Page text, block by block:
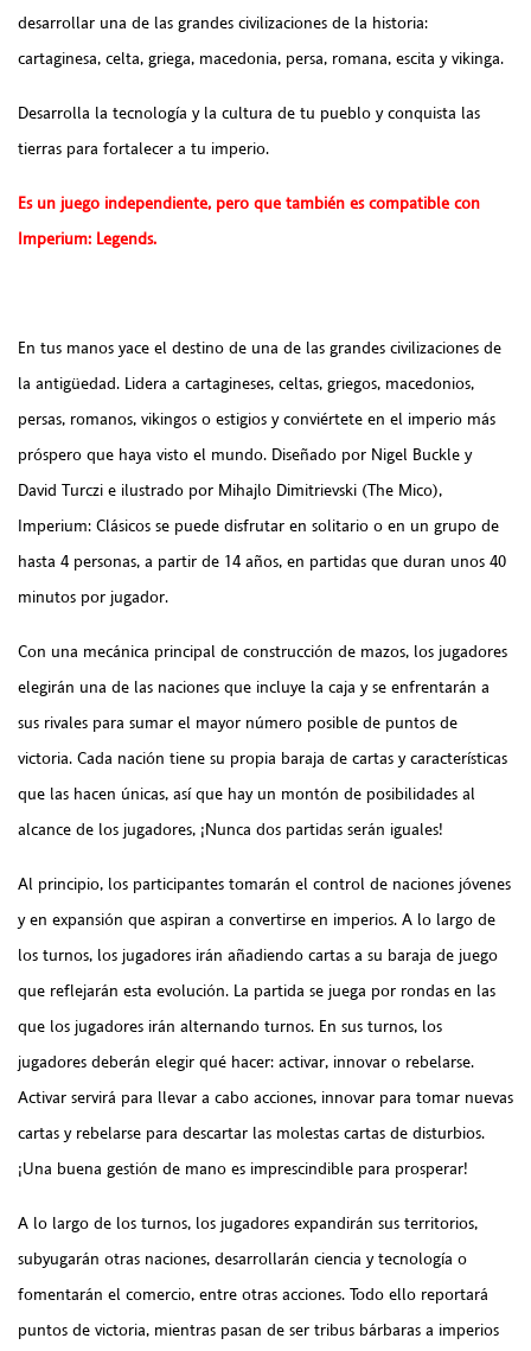
desarrollar una de las grandes civilizaciones de la historia:
cartaginesa, celta, griega, macedonia, persa, romana, escita y vikinga.
Desarrolla la tecnología y la cultura de tu pueblo y conquista las
tierras para fortalecer a tu imperio.
Es un juego independiente, pero que también es compatible con
Imperium: Legends.
En tus manos yace el destino de una de las grandes civilizaciones de
la antigüedad. Lidera a cartagineses, celtas, griegos, macedonios,
persas, romanos, vikingos o estigios y conviértete en el imperio más
próspero que haya visto el mundo. Diseñado por Nigel Buckle y
David Turczi e ilustrado por Mihajlo Dimitrievski (The Mico),
Imperium: Clásicos se puede disfrutar en solitario o en un grupo de
hasta 4 personas, a partir de 14 años, en partidas que duran unos 40
minutos por jugador.
Con una mecánica principal de construcción de mazos, los jugadores
elegirán una de las naciones que incluye la caja y se enfrentarán a
sus rivales para sumar el mayor número posible de puntos de
victoria. Cada nación tiene su propia baraja de cartas y características
que las hacen únicas, así que hay un montón de posibilidades al
alcance de los jugadores, ¡Nunca dos partidas serán iguales!
Al principio, los participantes tomarán el control de naciones jóvenes
y en expansión que aspiran a convertirse en imperios. A lo largo de
los turnos, los jugadores irán añadiendo cartas a su baraja de juego
que reflejarán esta evolución. La partida se juega por rondas en las
que los jugadores irán alternando turnos. En sus turnos, los
jugadores deberán elegir qué hacer: activar, innovar o rebelarse.
Activar servirá para llevar a cabo acciones, innovar para tomar nuevas
cartas y rebelarse para descartar las molestas cartas de disturbios.
¡Una buena gestión de mano es imprescindible para prosperar!
A lo largo de los turnos, los jugadores expandirán sus territorios,
subyugarán otras naciones, desarrollarán ciencia y tecnología o
fomentarán el comercio, entre otras acciones. Todo ello reportará
puntos de victoria, mientras pasan de ser tribus bárbaras a imperios